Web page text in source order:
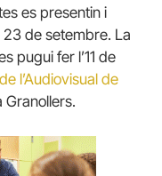
es presentin i
de setembre. La
pugui fer l’11 de
l’Audiovisual de
Granollers.